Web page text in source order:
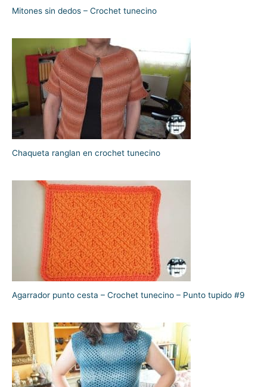
Mitones sin dedos – Crochet tunecino
Chaqueta ranglan en crochet tunecino
Agarrador punto cesta – Crochet tunecino – Punto tupido #9